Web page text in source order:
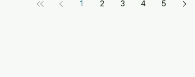
1 2 3 4 5